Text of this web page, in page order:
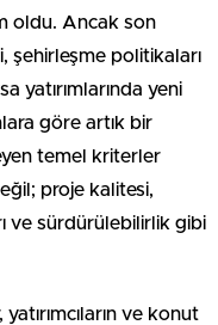
oldu. Ancak son
şehirleşme politikaları
yatırımlarında yeni
göre artık bir
temel kriterler
proje kalitesi,
ve sürdürülebilirlik gibi
ve konut